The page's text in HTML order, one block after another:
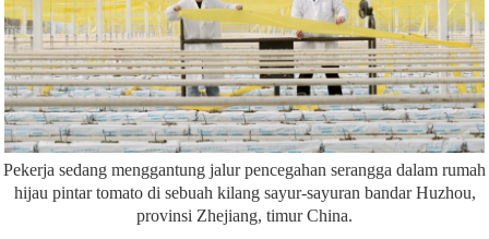
Pekerja sedang menggantung jalur pencegahan serangga dalam rumah
hijau pintar tomato di sebuah kilang sayur-sayuran bandar Huzhou,
provinsi Zhejiang, timur China.